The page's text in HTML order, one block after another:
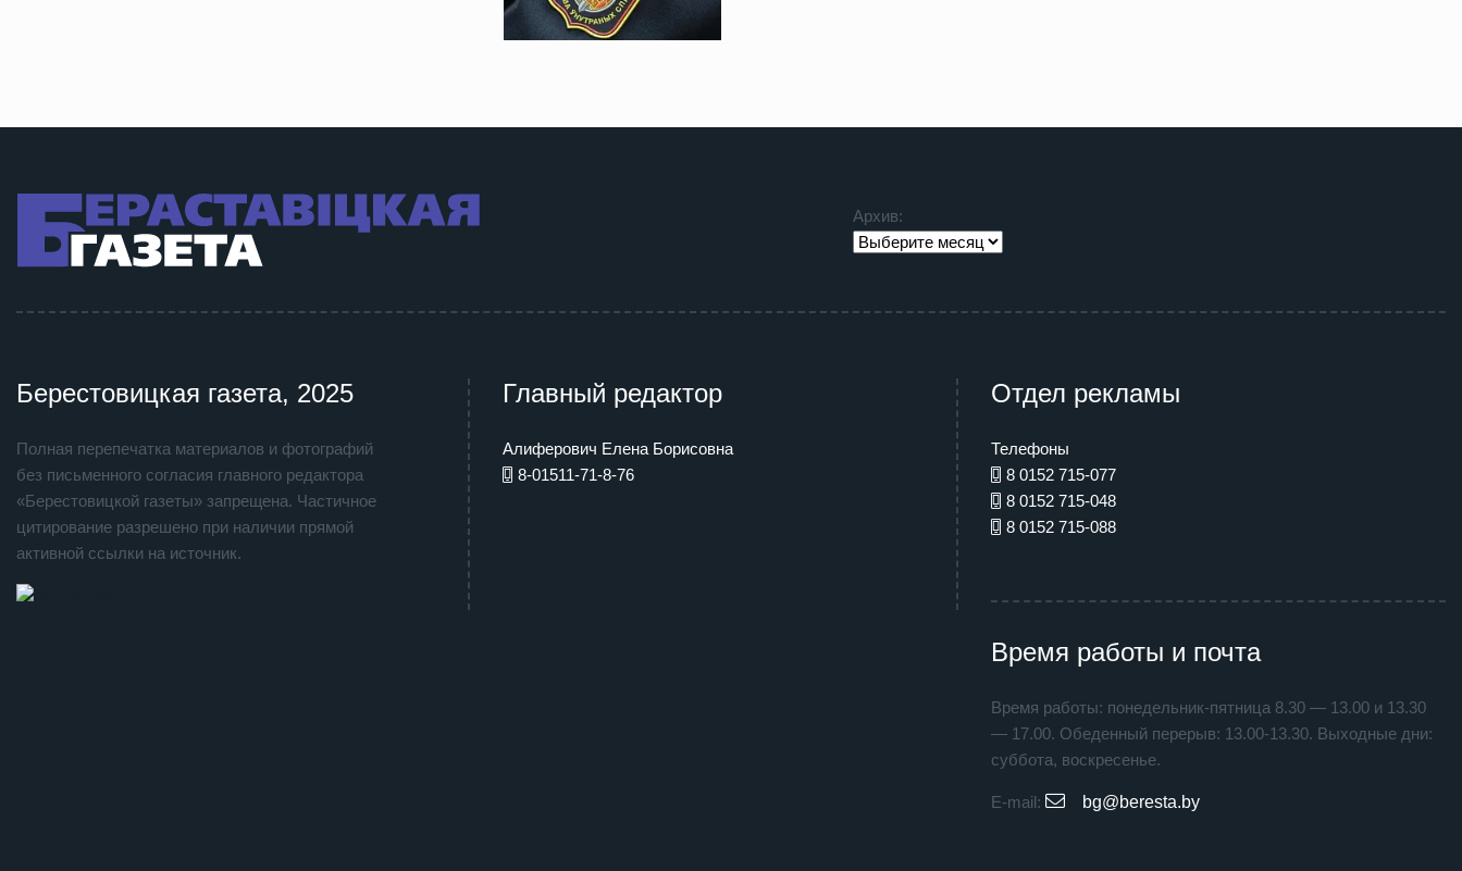
Архив:
Берестовицкая газета, 2025
Полная перепечатка материалов и фотографий
без письменного согласия главного редактора
«Берестовицкой газеты» запрещена. Частичное
цитирование разрешено при наличии прямой
активной ссылки на источник.
Главный редактор
Алиферович Елена Борисовна
8-01511-71-8-76
Отдел рекламы
Телефоны
8 0152 715-077
8 0152 715-048
8 0152 715-088
Время работы и почта
Время работы: понедельник-пятница 8.30 — 13.00 и 13.30
— 17.00. Обеденный перерыв: 13.00-13.30. Выходные дни:
суббота, воскресенье.
E-mail: bg@beresta.by